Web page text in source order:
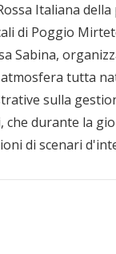
Italiana
di Poggio
Sabina,
tutta
sulla
che durante la
di scenari